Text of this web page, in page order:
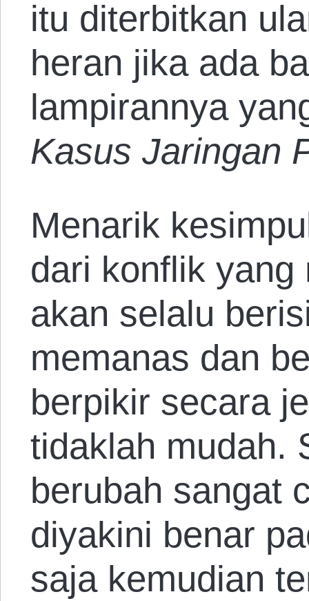
itu diterbitkan
heran jika ada
lampirannya
Kasus Jaringan
Menarik
dari konflik yang
akan selalu
memanas dan
berpikir secara
tidaklah mudah.
berubah sangat
diyakini benar
saja kemudian